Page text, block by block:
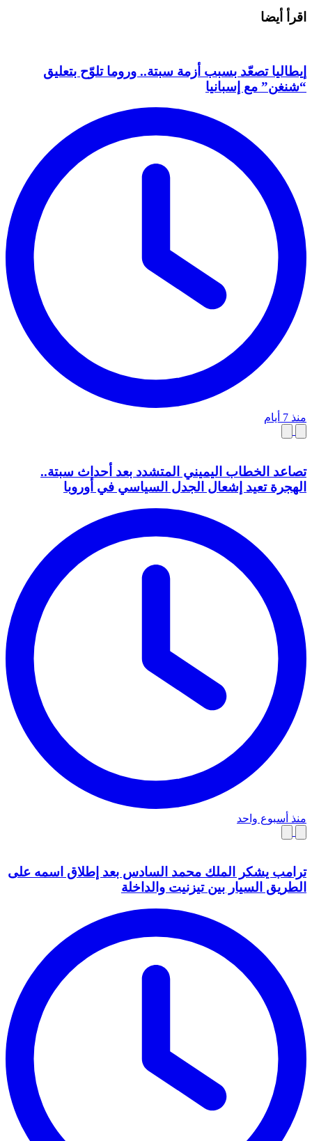
اقرأ أيضا
إيطاليا تصعّد بسبب أزمة سبتة.. وروما تلوّح بتعليق
“شنغن” مع إسبانيا
منذ 7 أيام
تصاعد الخطاب اليميني المتشدد بعد أحداث سبتة..
الهجرة تعيد إشعال الجدل السياسي في أوروبا
منذ أسبوع واحد
ترامب يشكر الملك محمد السادس بعد إطلاق اسمه على
الطريق السيار بين تيزنيت والداخلة